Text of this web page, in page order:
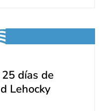
días de
Lehocky